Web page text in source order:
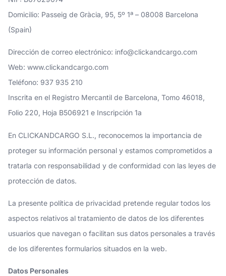
Domicilio: Passeig de Gràcia, 95, 5º 1ª – 08008 Barcelona
(Spain)
Dirección de correo electrónico: info@clickandcargo.com
Web: www.clickandcargo.com
Teléfono: 937 935 210
Inscrita en el Registro Mercantil de Barcelona, Tomo 46018,
Folio 220, Hoja B506921 e Inscripción 1a
En CLICKANDCARGO S.L., reconocemos la importancia de
proteger su información personal y estamos comprometidos a
tratarla con responsabilidad y de conformidad con las leyes de
protección de datos.
La presente política de privacidad pretende regular todos los
aspectos relativos al tratamiento de datos de los diferentes
usuarios que navegan o facilitan sus datos personales a través
de los diferentes formularios situados en la web.
Datos Personales